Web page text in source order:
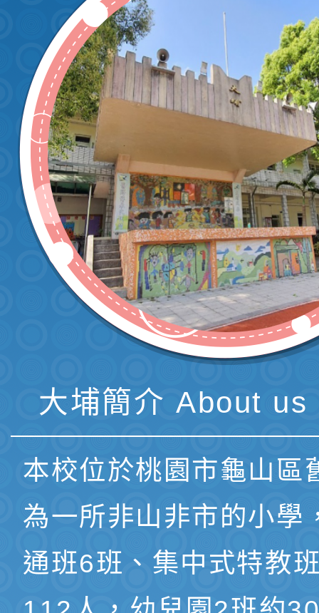
大埔簡介 About us
本校位於桃園市龜山區
為一所非山非市的小學
通班6班、集中式特教